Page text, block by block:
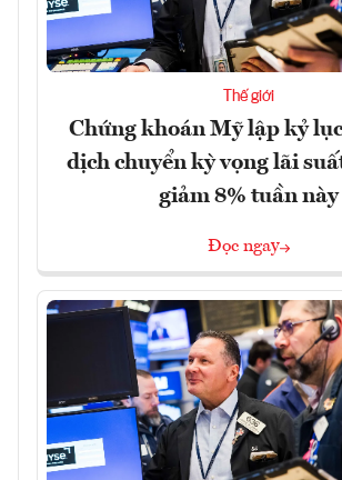
Thế giới
Chứng khoán Mỹ lập kỷ
dịch chuyển kỳ vọng lãi
giảm 8% tuần này
Đọc ngay